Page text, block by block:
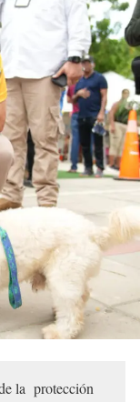
la protección